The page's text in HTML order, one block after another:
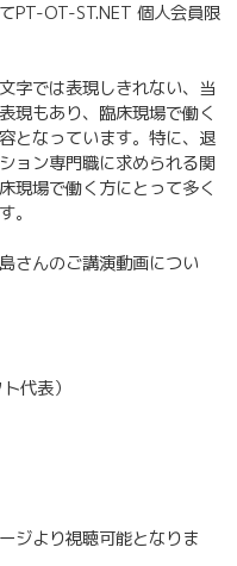
PT-OT-ST.NET 個人会員限
字では表現しきれない、当
現もあり、臨床現場で働く
となっています。特に、退
ョン専門職に求められる関
現場で働く方にとって多く
。
さんのご講演動画につい
代表）
ジより視聴可能となりま